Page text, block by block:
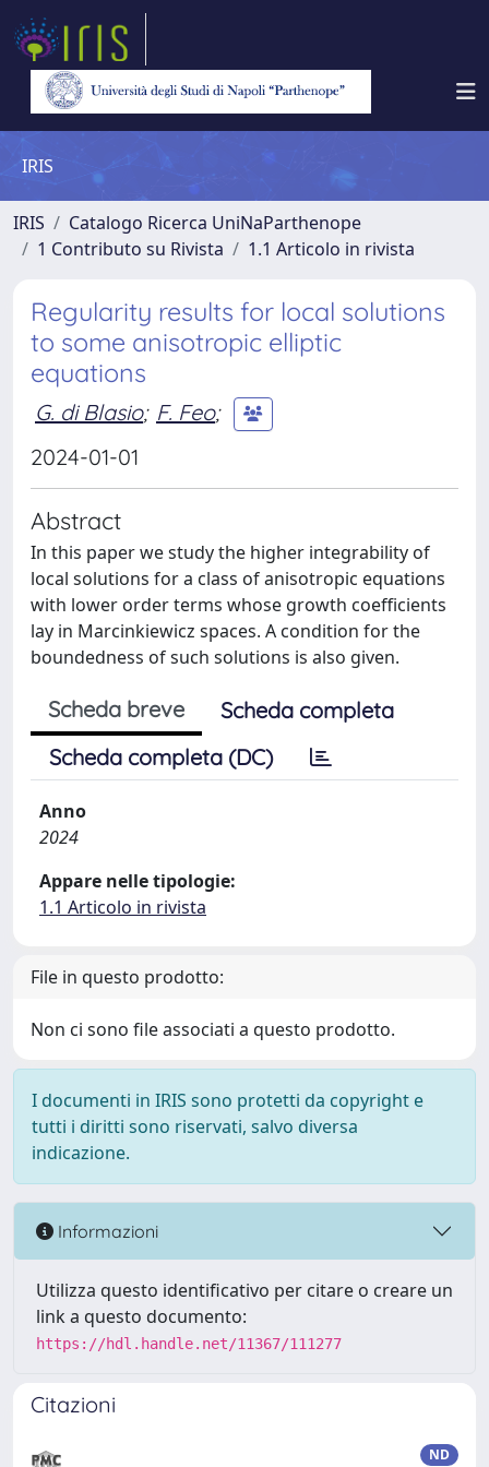
IRIS
IRIS
Catalogo Ricerca UniNaParthenope
1 Contributo su Rivista
1.1 Articolo in rivista
Regularity results for local solutions
to some anisotropic elliptic
equations
G. di Blasio; F. Feo;
2024-01-01
Abstract
In this paper we study the higher integrability of
local solutions for a class of anisotropic equations
with lower order terms whose growth coefficients
lay in Marcinkiewicz spaces. A condition for the
boundedness of such solutions is also given.
Scheda breve
Scheda completa
Scheda completa (DC)
Anno
2024
Appare nelle tipologie:
1.1 Articolo in rivista
File in questo prodotto:
Non ci sono file associati a questo prodotto.
I documenti in IRIS sono protetti da copyright e
tutti i diritti sono riservati, salvo diversa
indicazione.
Informazioni
Utilizza questo identificativo per citare o creare un
link a questo documento:
https://hdl.handle.net/11367/111277
Citazioni
ND